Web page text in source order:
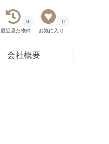
お気に入り
0
最近見た物件
0
会社概要